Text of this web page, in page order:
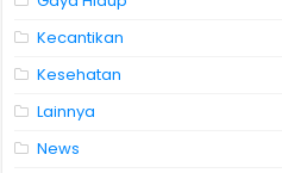
Kecantikan
Kesehatan
Lainnya
News